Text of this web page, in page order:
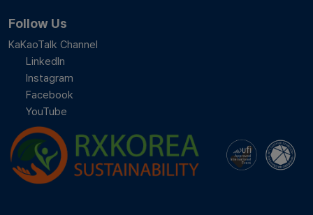
Follow Us
KaKaoTalk Channel
LinkedIn
Instagram
Facebook
YouTube